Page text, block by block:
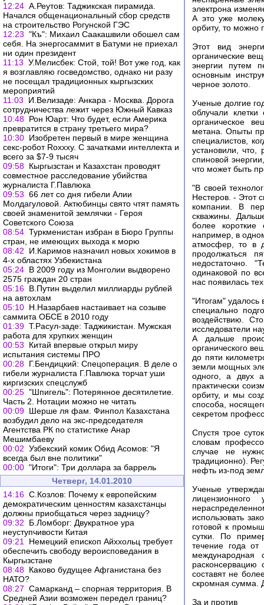
12:24 А.Реутов: Таджикская пирамида.
Начался общенациональный сбор средств
на строительство Рогунской ГЭС
12:23 "Къ": Михаил Саакашвили обошел сам
себя. На энергосаммит в Батуми не приехал
ни один президент
11:13 У.Мелисбек: Стой, той! Вот уже год, как
я возглавляю госведомство, однако ни разу
не посещал традиционных кыргызских
мероприятий
11:03
И.Велизаде: Анкара - Москва. Дорога
сотрудничества лежит через Южный Кавказ
10:48 Рон Юарт: Что будет, если Америка
превратится в страну третьего мира?
10:30 Изобретен первый в мире женщина
секс-робот Roxxxy. С зачатками интеллекта и
всего за $7-9 тысяч
09:58 Кыргызстан и Казахстан проводят
совместное расследование убийства
журналиста Г.Павлюка
09:53 66 лет со дня гибели Алии
Молдагуловой. Актюбинцы свято чтят память
своей знаменитой землячки - Героя
Советского Союза
08:54 Туркменистан избран в Бюро Группы
стран, не имеющих выхода к морю
08:42
И.Каримов назначил новых хокимов в
4-х областях Узбекистана
05:24 В 2009 году из Монголии выдворено
2575 граждан 20 стран
05:16 В.Путин выделил миллиарды рублей
на автохлам
05:10 Н.Назарбаев настаивает на созыве
саммита ОБСЕ в 2010 году
01:39 Т.Расул-заде: Таджикистан. Мужская
работа для хрупких женщин
00:53
Китай впервые открыл миру
испытания системы ПРО
00:28 Г.Бендицкий: Спецоперация. В деле о
гибели журналиста Г.Павлюка торчат уши
киргизских спецслужб
00:25 "Шпигель": Потерянное десятилетие.
Часть 2. Нотации можно не читать
00:09 Шерше ля фам. Финпол Казахстана
возбудил дело на экс-председателя
Агентства РК по статистике Анар
Мешимбаеву
00:02 Узбекский комик Обид Асомов: "Я
всегда был вне политики"
00:00 "Итоги": Три доллара за баррель
Четверг, 14.01.2010
14:16 С.Козлов: Почему к европейским
демократическим ценностям казахстанцы
должны приобщаться через задницу?
09:32
Б.Ломборг: Двукратное ура
неуступчивости Китая
09:21
Немецкий епископ Айххольц требует
обеспечить свободу вероисповедания в
Кыргызстане
08:48 Каково будущее Афганистана без
НАТО?
08:27 Самарканд – спорная территория. В
Средней Азии возможен передел границ?
электрона
А это уже
орбиту, то можно
Этот вид
органические
энергии путем
основным
черное золото.
Ученые долгие
облучали
органическое
метана. Опыты
специалистов,
установили, что,
спиновой
что может быть
"В своей
Нестеров. - Этот
компании. В
скважины.
более короткие
например, в
атмосфер, то в
продолжаться
недостаточно.
одинаковой по
нас появилась
"Итогам" удалось
специально
воздействию.
исследователи
А дальше
органического
до пяти
земли мощных
одного, а двух
практически
орбиту, и мы
способа,
секретом
Спустя трое
словам
случае не
традиционно).
нефть из-под
Ученые
использовать
готовой к
сутки. По
течение года
международная
расконсервацию
составят не
скромная сумма.
За и против